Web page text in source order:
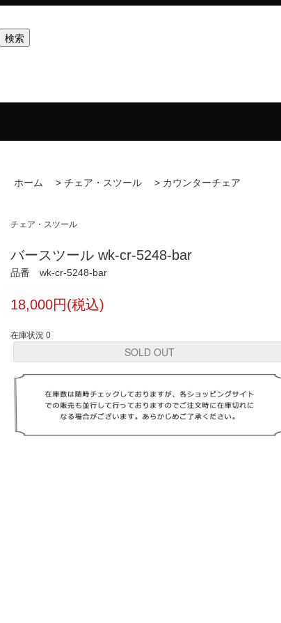
ホーム > チェア・スツール > カウンターチェア
チェア・スツール
バースツール wk-cr-5248-bar
品番 wk-cr-5248-bar
18,000円(税込)
在庫状況 0
SOLD OUT